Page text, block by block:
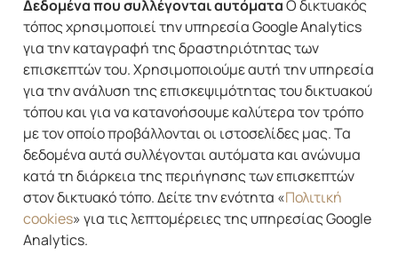
Δεδομένα που συλλέγονται αυτόματαΟ δικτυακός
τόπος χρησιμοποιεί την υπηρεσία Google Analytics
για την καταγραφή της δραστηριότητας των
επισκεπτών του. Χρησιμοποιούμε αυτή την υπηρεσία
για την ανάλυση της επισκεψιμότητας του δικτυακού
τόπου και για να κατανοήσουμε καλύτερα τον τρόπο
με τον οποίο προβάλλονται οι ιστοσελίδες μας. Τα
δεδομένα αυτά συλλέγονται αυτόματα και ανώνυμα
κατά τη διάρκεια της περιήγησης των επισκεπτών
στον δικτυακό τόπο. Δείτε την ενότητα «Πολιτική
cookies» για τις λεπτομέρειες της υπηρεσίας Google
Analytics.